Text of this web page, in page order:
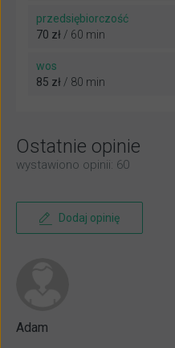
przedsiębiorczość
70 zł / 60 min
wos
85 zł / 80 min
Ostatnie opinie
wystawiono opinii: 60
Dodaj opinię
Adam